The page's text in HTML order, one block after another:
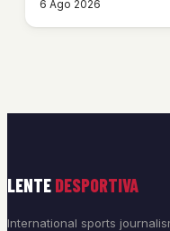
6 Ago 2026
LENTE DESPORTIVA
International sports